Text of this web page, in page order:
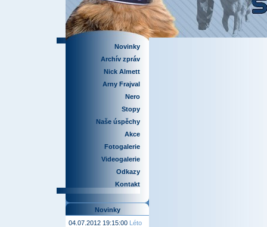
Novinky
Archív zpráv
Nick Almett
Arny Frajval
Nero
Stopy
Naše úspěchy
Akce
Fotogalerie
Videogalerie
Odkazy
Kontakt
Novinky
04.07.2012 19:15:00 Léto